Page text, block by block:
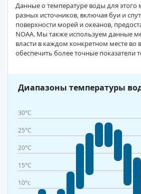
Данные о температуре воды для этого
разных источников, включая буи и
поверхности морей и океанов,
NOAA. Мы также используем данные
власти в каждом конкретном месте во
обеспечить более точные показатели
Диапазоны температуры
30°C
25°C
20°C
15°C
10°c